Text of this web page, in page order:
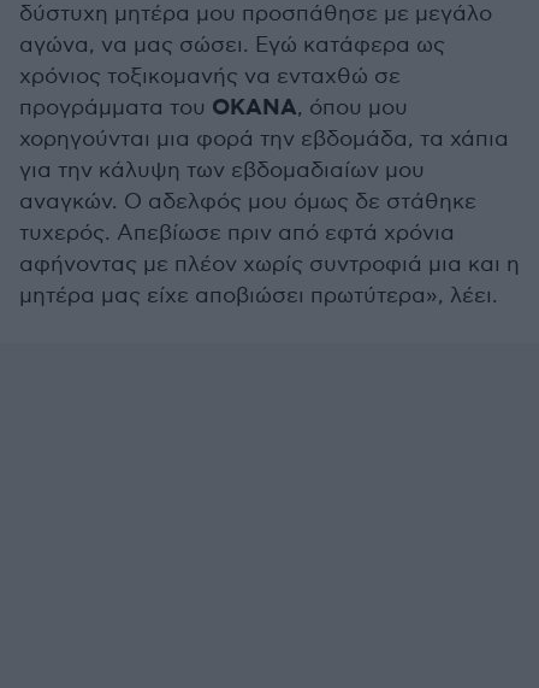
δύστυχη μητέρα μου προσπάθησε με μεγάλο
αγώνα, να μας σώσει. Εγώ κατάφερα ως
χρόνιος τοξικομανής να ενταχθώ σε
προγράμματα του ΟΚΑΝΑ, όπου μου
χορηγούνται μια φορά την εβδομάδα, τα χάπια
για την κάλυψη των εβδομαδιαίων μου
αναγκών. Ο αδελφός μου όμως δε στάθηκε
τυχερός. Απεβίωσε πριν από εφτά χρόνια
αφήνοντας με πλέον χωρίς συντροφιά μια και η
μητέρα μας είχε αποβιώσει πρωτύτερα», λέει.